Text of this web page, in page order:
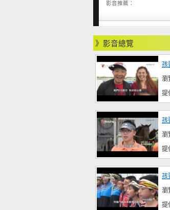
影音推薦：
》影音總覽
孩
瀏
提
孩
瀏
提
孩
瀏
提